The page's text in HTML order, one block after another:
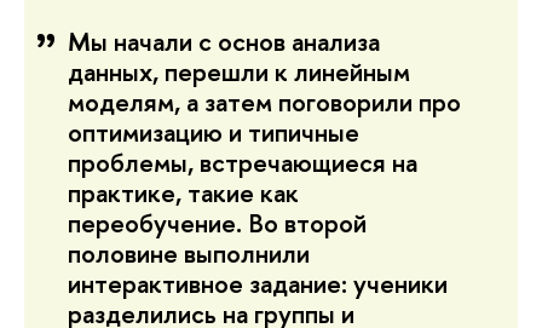
Мы начали с основ анализа
данных, перешли к линейным
моделям, а затем поговорили про
оптимизацию и типичные
проблемы, встречающиеся на
практике, такие как
переобучение. Во второй
половине выполнили
интерактивное задание: ученики
разделились на группы и